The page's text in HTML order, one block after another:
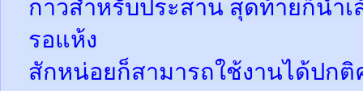
กาวสำหรับประสาน สุดท้ายก็นำเ
รอแห้ง
สักหน่อยก็สามารถใช้งานได้ปกติ